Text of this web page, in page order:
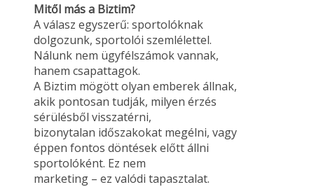
Mitől más a Biztim?
A válasz egyszerű: sportolóknak
dolgozunk, sportolói szemlélettel.
Nálunk nem ügyfélszámok vannak,
hanem csapattagok.
A Biztim mögött olyan emberek állnak,
akik pontosan tudják, milyen érzés
sérülésből visszatérni,
bizonytalan időszakokat megélni, vagy
éppen fontos döntések előtt állni
sportolóként. Ez nem
marketing – ez valódi tapasztalat.